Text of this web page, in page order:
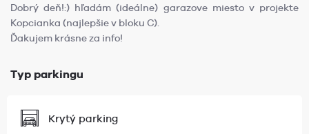
Dobrý deň!:) hľadám (ideálne) garazove miesto v projekte
Kopcianka (najlepšie v bloku C).
Ďakujem krásne za info!
Typ parkingu
Krytý parking